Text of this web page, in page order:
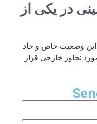
در یکی از
این وضعیت خاص و حاد
تجاوز خارجی قرار